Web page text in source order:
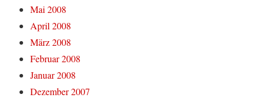
Mai 2008
April 2008
März 2008
Februar 2008
Januar 2008
Dezember 2007